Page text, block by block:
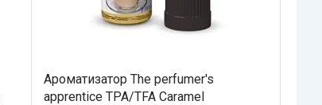
Ароматизатор The perfumer's
apprentice TPA/TFA Caramel